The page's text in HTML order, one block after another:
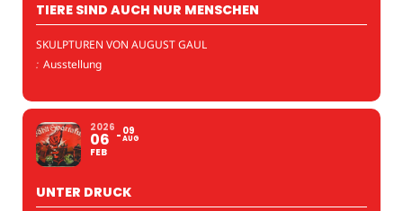
TIERE SIND AUCH NUR MENSCHEN
SKULPTUREN VON AUGUST GAUL
: Ausstellung
2026
06
FEB
09
AUG
UNTER DRUCK